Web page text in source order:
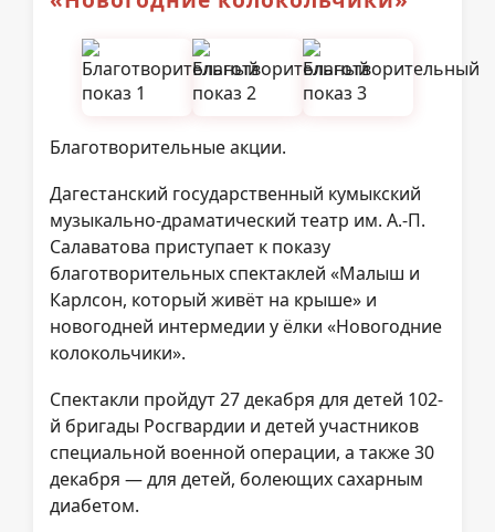
Благотворительные акции.
Дагестанский государственный кумыкский
музыкально-драматический театр им. А.-П.
Салаватова приступает к показу
благотворительных спектаклей «Малыш и
Карлсон, который живёт на крыше» и
новогодней интермедии у ёлки «Новогодние
колокольчики».
Спектакли пройдут 27 декабря для детей 102-
й бригады Росгвардии и детей участников
специальной военной операции, а также 30
декабря — для детей, болеющих сахарным
диабетом.